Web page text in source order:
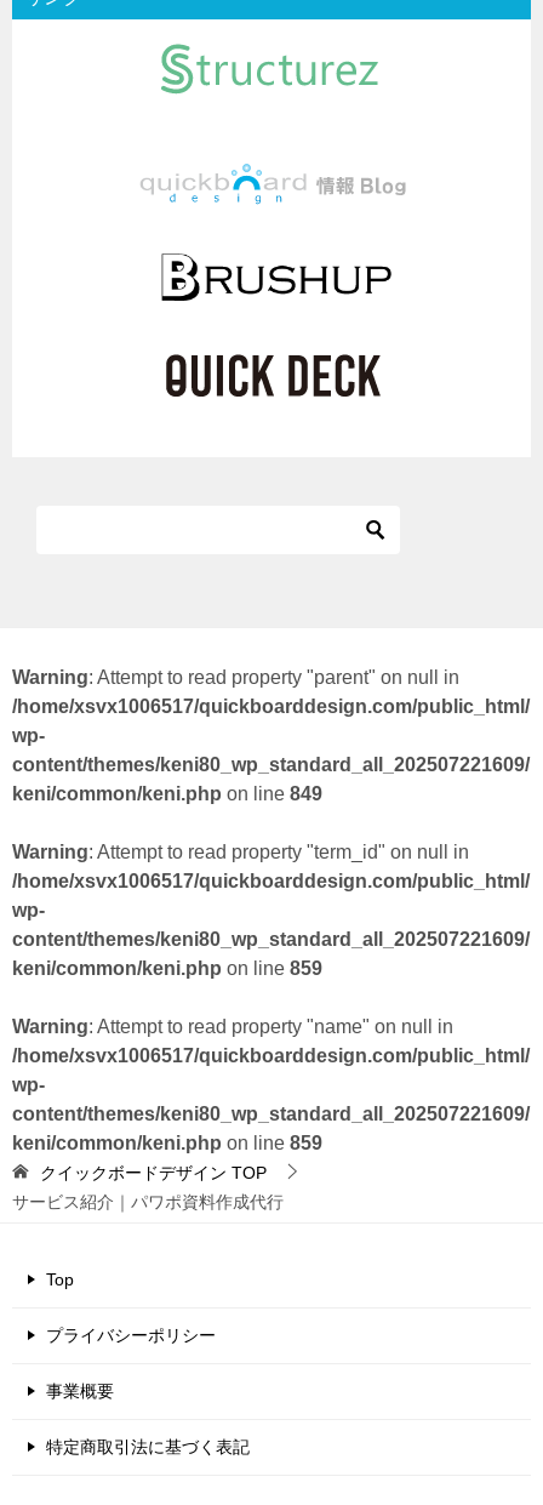
Warning: Attempt to read property "parent" on null in
/home/xsvx1006517/quickboarddesign.com/public_html/
wp-
content/themes/keni80_wp_standard_all_202507221609/
keni/common/keni.php on line 849
Warning: Attempt to read property "term_id" on null in
/home/xsvx1006517/quickboarddesign.com/public_html/
wp-
content/themes/keni80_wp_standard_all_202507221609/
keni/common/keni.php on line 859
Warning: Attempt to read property "name" on null in
/home/xsvx1006517/quickboarddesign.com/public_html/
wp-
content/themes/keni80_wp_standard_all_202507221609/
keni/common/keni.php on line 859
クイックボードデザイン TOP
サービス紹介｜パワポ資料作成代行
Top
プライバシーポリシー
事業概要
特定商取引法に基づく表記